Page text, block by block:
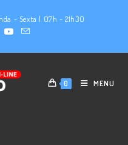
- Sexta | 07h - 21h30
0 MENU